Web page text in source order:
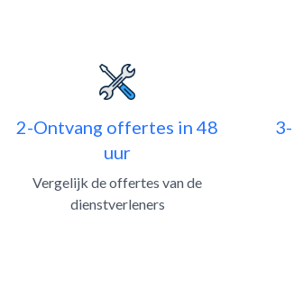
2-Ontvang offertes in 48
uur
Vergelijk de offertes van de
dienstverleners